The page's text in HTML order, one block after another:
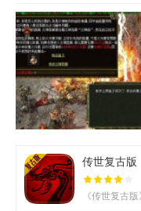
传世复古版